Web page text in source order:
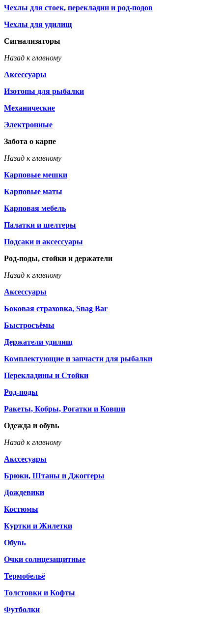
Чехлы для стоек, перекладин и род-подов
Чехлы для удилищ
Сигнализаторы
Назад к главному
Аксессуары
Изотопы для рыбалки
Механические
Электронные
Забота о карпе
Назад к главному
Карповые мешки
Карповые маты
Карповая мебель
Палатки и шелтеры
Подсаки и аксессуары
Род-поды, стойки и держатели
Назад к главному
Аксессуары
Боковая страховка, Snag Bar
Быстросъёмы
Держатели удилищ
Комплектующие и запчасти для рыбалки
Перекладины и Стойки
Род-поды
Ракеты, Кобры, Рогатки и Ковши
Одежда и обувь
Назад к главному
Акссесуары
Брюки, Штаны и Джоггеры
Дождевики
Костюмы
Куртки и Жилетки
Обувь
Очки солнцезащитные
Термобельё
Толстовки и Кофты
Футболки